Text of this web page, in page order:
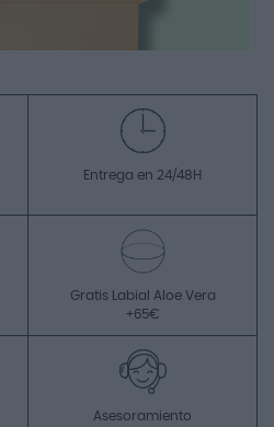
Entrega en 24/48H
Gratis Labial Aloe Vera
+65€
Asesoramiento